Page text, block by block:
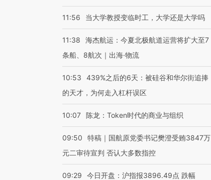
11:56 当大学教授变临时工，大学还是大学吗
11:38
海杰航运：今夏北极航道运营将扩大至7
条船、8航次｜出海·物流
10:53
439%之后的6天：被硅谷和华尔街追捧
的天才，为何走入杠杆误区
10:07 陈龙：Token时代的商业与组织
09:50
特稿｜国航原党委书记樊澄受贿3847万
元二审待宣判 否认大多数指控
09:29
今日开盘：沪指报3896.49点 跌幅